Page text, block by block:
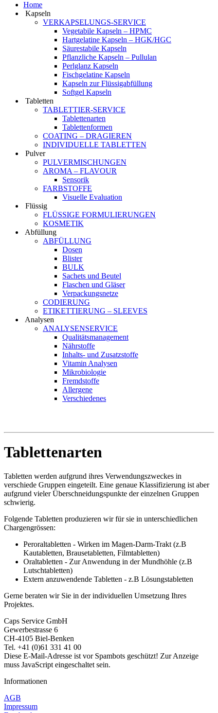
Home
Kapseln
VERKAPSELUNGS-SERVICE
Vegetabile Kapseln – HPMC
Hartgelatine Kapseln – HGK/HGC
Säurestabile Kapseln
Pflanzliche Kapseln – Pullulan
Perlglanz Kapseln
Fischgelatine Kapseln
Kapseln zur Flüssigabfüllung
Softgel Kapseln
Tabletten
TABLETTIER-SERVICE
Tablettenarten
Tablettenformen
COATING – DRAGIEREN
INDIVIDUELLE TABLETTEN
Pulver
PULVERMISCHUNGEN
AROMA – FLAVOUR
Sensorik
FARBSTOFFE
Visuelle Evaluation
Flüssig
FLÜSSIGE FORMULIERUNGEN
KOSMETIK
Abfüllung
ABFÜLLUNG
Dosen
Blister
BULK
Sachets und Beutel
Flaschen und Gläser
Verpackungsnetze
CODIERUNG
ETIKETTIERUNG – SLEEVES
Analysen
ANALYSENSERVICE
Qualitätsmanagement
Nährstoffe
Inhalts- und Zusatzstoffe
Vitamin Analysen
Mikrobiologie
Fremdstoffe
Allergene
Verschiedenes
Tablettenarten
Tabletten werden aufgrund ihres Verwendungszweckes in
verschiede Gruppen eingeteilt. Eine genaue Klassifizierung ist aber
aufgrund vieler Überschneidungspunkte der einzelnen Gruppen
schwierig.
Folgende Tabletten produzieren wir für sie in unterschiedlichen
Chargengrössen:
Peroraltabletten - Wirken im Magen-Darm-Trakt (z.B
Kautabletten, Brausetabletten, Filmtabletten)
Oraltabletten - Zur Anwendung in der Mundhöhle (z.B
Lutschtabletten)
Extern anzuwendende Tabletten - z.B Lösungstabletten
Gerne beraten wir Sie in der individuellen Umsetzung Ihres
Projektes.
Caps Service GmbH
Gewerbestrasse 6
CH-4105 Biel-Benken
Tel. +41 (0)61 331 41 00
Diese E-Mail-Adresse ist vor Spambots geschützt! Zur Anzeige
muss JavaScript eingeschaltet sein.
Informationen
AGB
Impressum